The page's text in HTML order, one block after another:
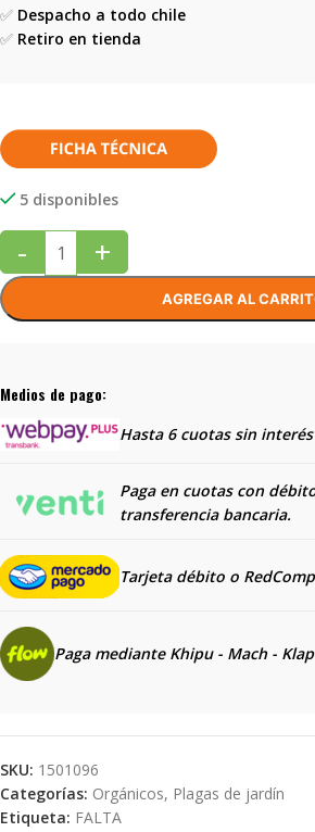
✅ Despacho a todo chile
✅ Retiro en tienda
5 disponibles
- +
AGREGAR AL
Medios de pago:
Hasta 6 cuotas sin interés
Paga en cuotas con
transferencia bancaria.
Tarjeta débito o
Paga mediante Khipu - Mach -
SKU: 1501096
Categorías: Orgánicos, Plagas de jardín
Etiqueta: FALTA